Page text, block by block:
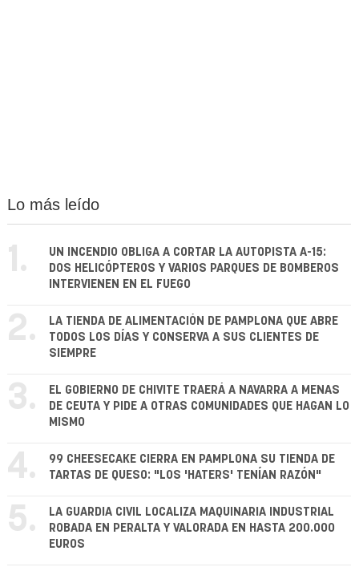
Lo más leído
1.
UN INCENDIO OBLIGA A CORTAR LA AUTOPISTA A-15:
DOS HELICÓPTEROS Y VARIOS PARQUES DE BOMBEROS
INTERVIENEN EN EL FUEGO
2.
LA TIENDA DE ALIMENTACIÓN DE PAMPLONA QUE ABRE
TODOS LOS DÍAS Y CONSERVA A SUS CLIENTES DE
SIEMPRE
3.
EL GOBIERNO DE CHIVITE TRAERÁ A NAVARRA A MENAS
DE CEUTA Y PIDE A OTRAS COMUNIDADES QUE HAGAN LO
MISMO
4.
99 CHEESECAKE CIERRA EN PAMPLONA SU TIENDA DE
TARTAS DE QUESO: "LOS 'HATERS' TENÍAN RAZÓN"
5.
LA GUARDIA CIVIL LOCALIZA MAQUINARIA INDUSTRIAL
ROBADA EN PERALTA Y VALORADA EN HASTA 200.000
EUROS